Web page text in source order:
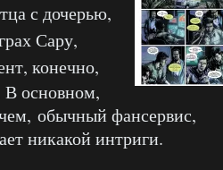
с дочерью,
Сару,
конечно,
В основном,
обычный фансервис,
никакой интриги.